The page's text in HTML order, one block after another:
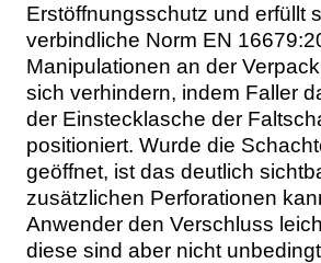
Erstöffnungsschutz und erfüllt
verbindliche Norm EN
Manipulationen an der
sich verhindern, indem Faller
der Einstecklasche der
positioniert. Wurde die
geöffnet, ist das deutlich
zusätzlichen Perforationen
Anwender den Verschluss
diese sind aber nicht